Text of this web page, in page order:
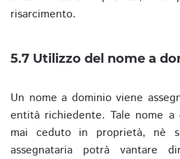
risarcimento.
5.7 Utilizzo del nome a
Un nome a dominio viene
entità richiedente. Tale nome
mai ceduto in proprietà, nè
assegnataria potrà vantare